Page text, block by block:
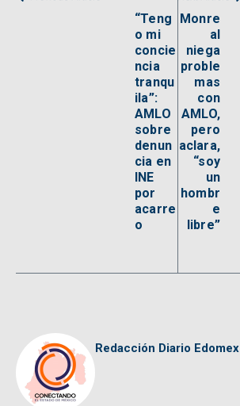
“Teng
o mi
concie
ncia
tranqu
ila”:
AMLO
sobre
denun
cia en
INE
por
acarre
o
Monre
al
niega
proble
mas
con
AMLO,
pero
aclara,
“soy
un
hombr
e
libre”
Redacción Diario Edomex